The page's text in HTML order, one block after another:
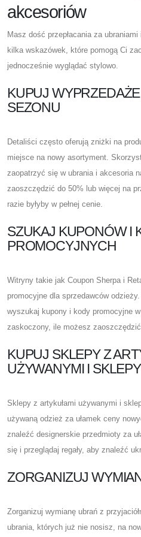
akcesoriów
Masz dość przepłacania za
kilka wskazówek, które pomogą Ci
jednocześnie wyglądać stylowo.
KUPUJ
SEZONU
Detaliści często oferują zniżki na
miejsce na nowy asortyment.
zaopatrzyć się w ubrania i akcesoria
zaoszczędzić do 50% lub więcej na
razie byłyby w pełnej cenie.
SZUKAJ KUPONÓW I
PROMOCYJNYCH
Witryny takie jak Coupon Sherpa i
promocyjne dla sprzedawców
wyszukaj kupony i kody promocyjne
zaskoczony, ile możesz
KUPUJ SKLEPY Z
UŻYWANYMI I
Sklepy z artykułami używanymi i
używaną odzież za ułamek ceny
znaleźć designerskie przedmioty za
się i przeglądaj regały, aby znaleźć
ZORGANIZUJ
Zorganizuj wymianę ubrań z
ubrania, których już nie nosisz, na